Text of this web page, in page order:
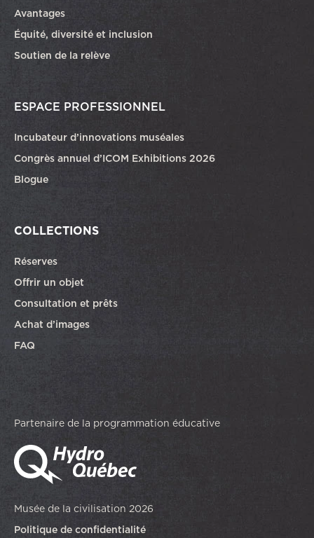
Avantages
Équité, diversité et inclusion
Soutien de la relève
ESPACE PROFESSIONNEL
Incubateur d’innovations muséales
Congrès annuel d’ICOM Exhibitions 2026
Blogue
COLLECTIONS
Réserves
Offrir un objet
Consultation et prêts
Achat d’images
FAQ
Partenaire de la programmation éducative
Musée de la civilisation 2026
Politique de confidentialité